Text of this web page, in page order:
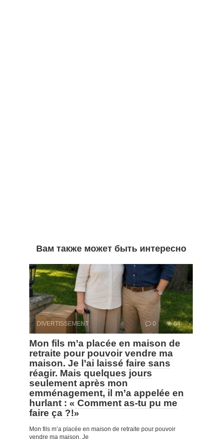
Вам также может быть интересно
DIVERTISSEMENT 0 64
Mon fils m’a placée en maison de
retraite pour pouvoir vendre ma
maison. Je l’ai laissé faire sans
réagir. Mais quelques jours
seulement après mon
emménagement, il m’a appelée en
hurlant : « Comment as-tu pu me
faire ça ?!»
Mon fils m’a placée en maison de retraite pour pouvoir
vendre ma maison. Je